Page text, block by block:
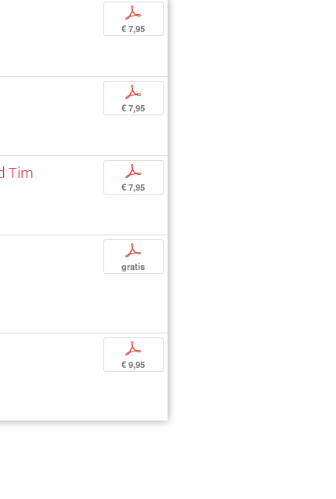
p
€ 7,95
p
€ 7,95
Tim p
€ 7,95
p
gratis
p
€ 9,95